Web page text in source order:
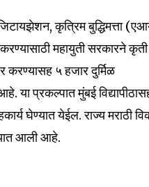
कृत्रिम बुद्धिमत्ता
महायुती सरकारने कृती
५ हजार दुर्मिळ
या प्रकल्पात मुंबई
घेण्यात येईल. राज्य मराठी
आली आहे.